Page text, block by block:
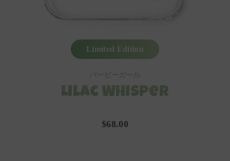
Limited Edition
Lilac Whisper
$68.00